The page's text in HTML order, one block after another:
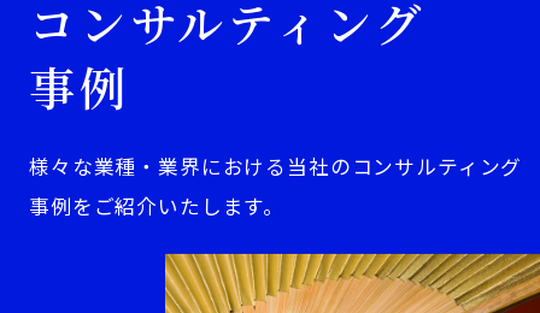
コンサルティング
事例
様々な業種・業界における当社のコンサルティング
事例をご紹介いたします。